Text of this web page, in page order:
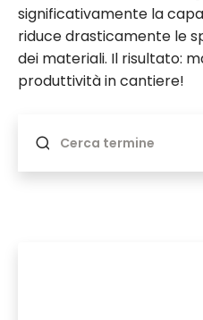
significativamente la
riduce drasticamente le
dei materiali. Il risultato:
produttività in cantiere!